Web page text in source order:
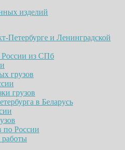
изделий
Петербурге и Ленинградской
России из СПб
грузов
грузов
в Беларусь
по России
работы